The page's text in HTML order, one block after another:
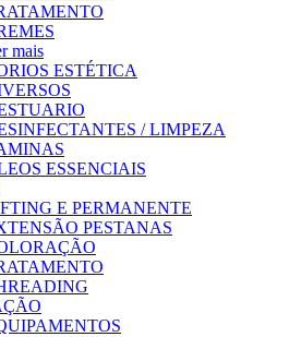
mais
ESTÉTICA
/ LIMPEZA
ESSENCIAIS
E PERMANENTE
PESTANAS